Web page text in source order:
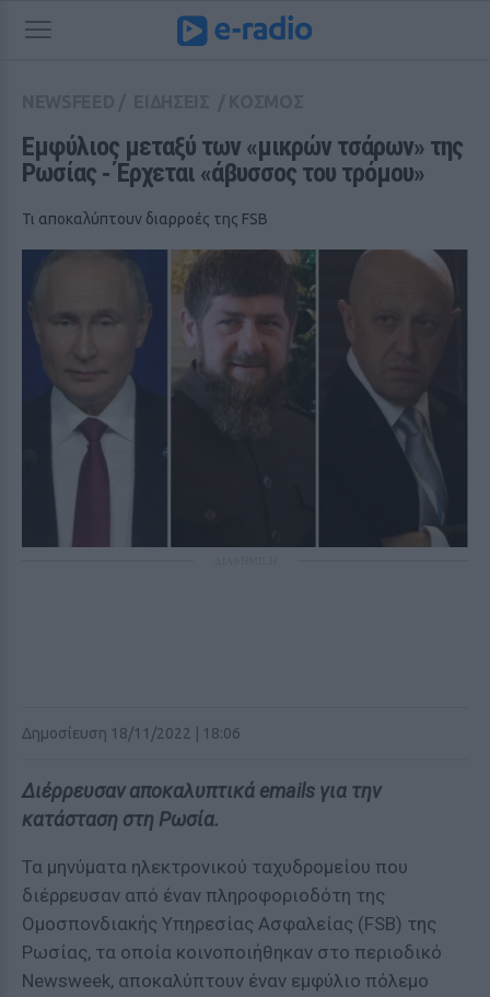
Εμφύλιος μεταξύ των «μικρών τσάρων» της
Ρωσίας ‑ Έρχεται «άβυσσος του τρόμου»
Τι αποκαλύπτουν διαρροές της FSB
Δημοσίευση 18/11/2022 | 18:06
Διέρρευσαν αποκαλυπτικά emails για την
κατάσταση στη Ρωσία.
Τα μηνύματα ηλεκτρονικού ταχυδρομείου που
διέρρευσαν από έναν πληροφοριοδότη της
Ομοσπονδιακής Υπηρεσίας Ασφαλείας (FSB) της
Ρωσίας, τα οποία κοινοποιήθηκαν στο περιοδικό
Newsweek, αποκαλύπτουν έναν εμφύλιο πόλεμο